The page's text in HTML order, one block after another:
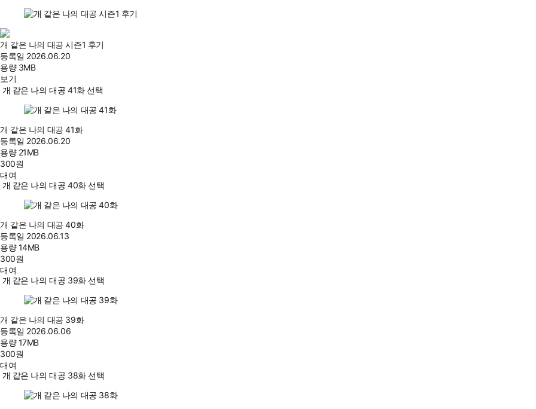
개 같은 나의 대공 시즌1 후기
등록일 2026.06.20
용량 3MB
보기
개 같은 나의 대공 41화 선택
개 같은 나의 대공 41화
등록일 2026.06.20
용량 21MB
300원
대여
개 같은 나의 대공 40화 선택
개 같은 나의 대공 40화
등록일 2026.06.13
용량14MB
300원
대여
개 같은 나의 대공 39화 선택
개 같은 나의 대공 39화
등록일 2026.06.06
용량17MB
300원
대여
개 같은 나의 대공 38화 선택